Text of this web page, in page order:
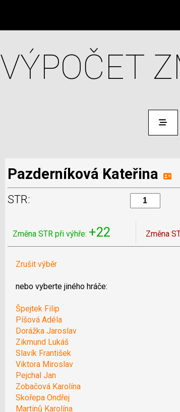
VÝPOČET
Pazderníková Kateřina
STR:
Změna STR při výhře: +22 Změna
Zrušit výběr
nebo vyberte jiného hráče:
Špejtek Filip
Píšová Adéla
Dorážka Jaroslav
Zikmund Lukáš
Slavík František
Viktora Miroslav
Pejchal Jan
Zobačová Karolína
Skořepa Ondřej
Martinů Karolína